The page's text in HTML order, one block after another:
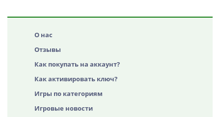
О нас
Отзывы
Как покупать на аккаунт?
Как активировать ключ?
Игры по категориям
Игровые новости